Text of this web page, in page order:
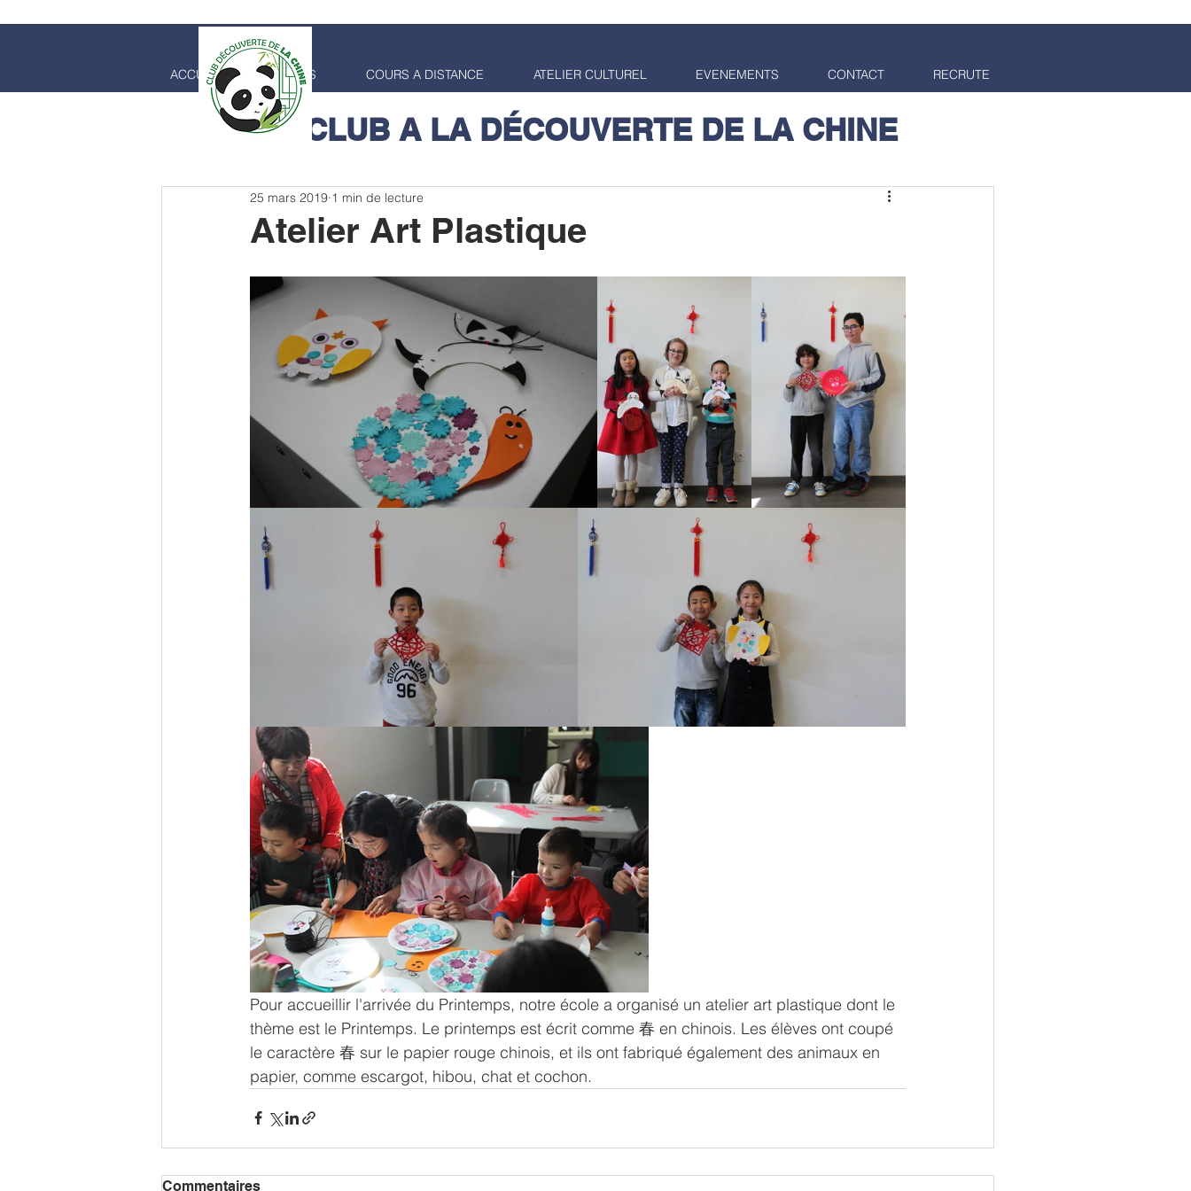
ACCUEIL COURS COURS A DISTANCE ATELIER CULTUREL EVENEMENTS CONTACT RECRUTE
CLUB A LA DÉCOUVERTE DE LA CHINE
Atelier Art Plastique
25 mars 2019 1 min de lecture
Pour accueillir l'arrivée du Printemps, notre école a organisé un atelier art plastique dont le
thème est le Printemps. Le printemps est écrit comme 春 en chinois. Les élèves ont coupé
le caractère 春 sur le papier rouge chinois, et ils ont fabriqué également des animaux en
papier, comme escargot, hibou, chat et cochon.
Commentaires